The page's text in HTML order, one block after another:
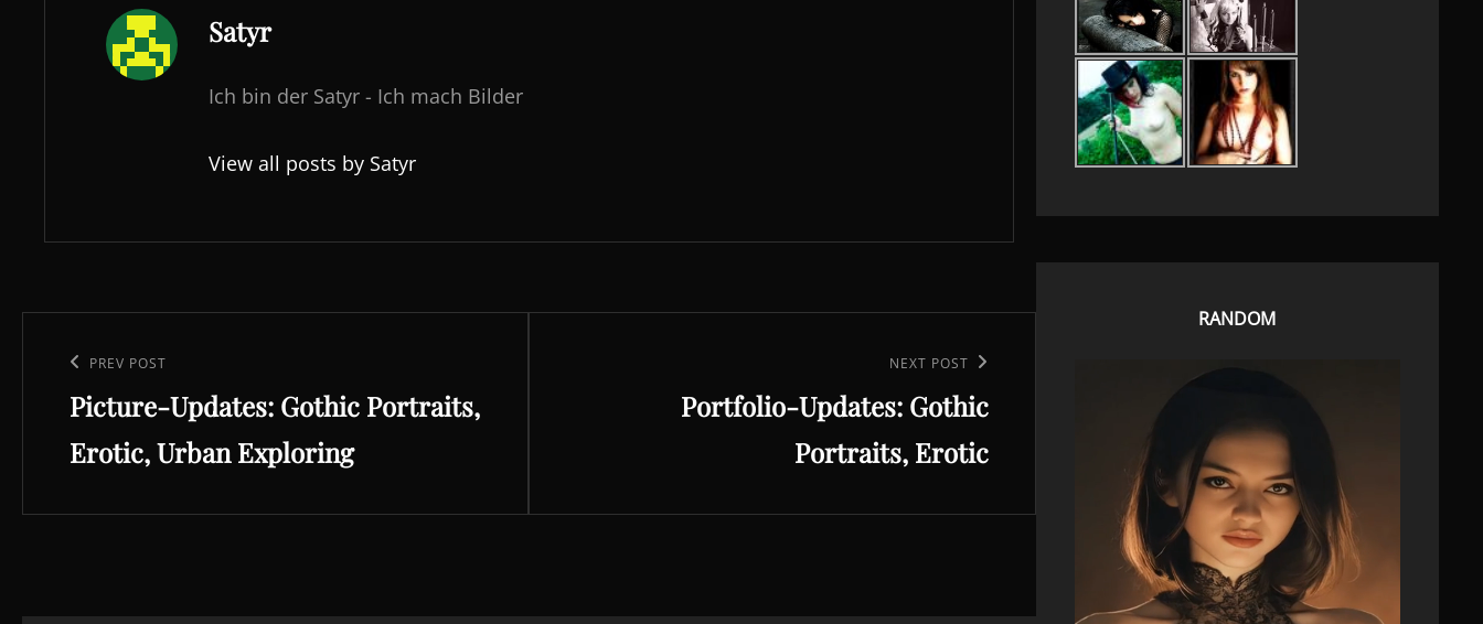
Author:
Satyr
Ich bin der Satyr - Ich mach Bilder
View all posts by Satyr
Previous
Post
PREV POST
Picture-Updates: Gothic Portraits,
Erotic, Urban Exploring
NEXT POST
Portfolio-Updates: Gothic
Portraits, Erotic
RANDOM